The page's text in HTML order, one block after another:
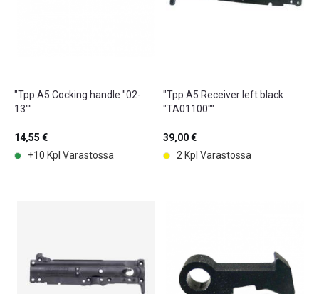
"Tpp A5 Cocking handle "02-
13""
14,55 €
+10 Kpl Varastossa
"Tpp A5 Receiver left black
"TA01100""
39,00 €
2 Kpl Varastossa